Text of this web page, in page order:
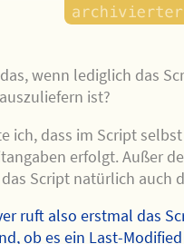
wenn lediglich das
ist?
ich, dass im Script
erfolgt. Außer
Script natürlich auch
ruft also erstmal das
ob es ein Last-Modified